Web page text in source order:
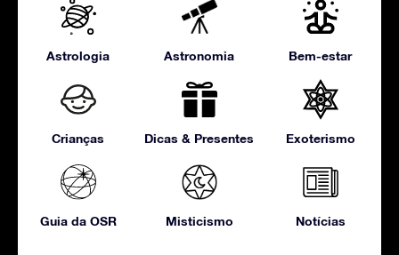
Astrologia Astronomia Bem-estar
Crianças Dicas & Presentes Exoterismo
Guia da OSR Misticismo Notícias